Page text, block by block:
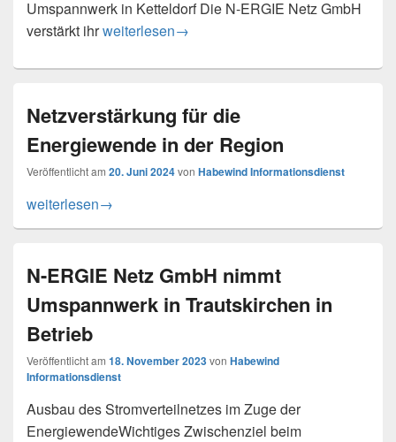
Umspannwerk in Ketteldorf Die N-ERGIE Netz GmbH
verstärkt ihrHohe Investition: N-ERGIE Netz erneuert
weiterlesen→
Netzverstärkung für die
Energiewende in der Region
Veröffentlicht am 20. Juni 2024von Habewind Informationsdienst
Netzverstärkung für die Energiewende in der Region
weiterlesen→
N-ERGIE Netz GmbH nimmt
Umspannwerk in Trautskirchen in
Betrieb
Veröffentlicht am 18. November 2023von Habewind
Informationsdienst
Ausbau des Stromverteilnetzes im Zuge der
EnergiewendeWichtiges Zwischenziel beim